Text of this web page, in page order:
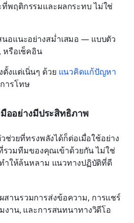
พฤติกรรมและผลกระทบ ไม่ใช่
นอแนะอย่างสม่ำเสมอ — แบบตัว
หรือเช็คอิน
งแต่เนิ่นๆ ด้วย แนวคิดแก้ปัญหา
ารโทษ
ออย่างมีประสิทธิภาพ
ช่วยที่ทรงพลังได้ก็ต่อเมื่อใช้อย่าง
รวมทีมของคุณเข้าด้วยกัน ไม่ใช่
ำให้ล้นหลาม แนวทางปฏิบัติที่ดี
สานรวมการส่งข้อความ, การแชร์
งาน, และการสนทนาทางวิดีโอ